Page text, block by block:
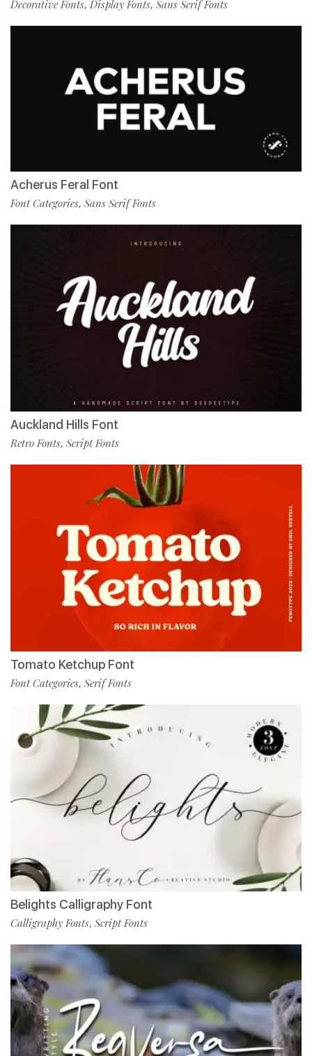
Decorative Fonts, Display Fonts, Sans Serif Fonts
Acherus Feral Font
Font Categories, Sans Serif Fonts
Auckland Hills Font
Retro Fonts, Script Fonts
Tomato Ketchup Font
Font Categories, Serif Fonts
Belights Calligraphy Font
Calligraphy Fonts, Script Fonts